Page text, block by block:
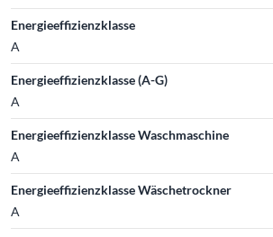
Energieeffizienzklasse
A
Energieeffizienzklasse (A-G)
A
Energieeffizienzklasse Waschmaschine
A
Energieeffizienzklasse Wäschetrockner
A